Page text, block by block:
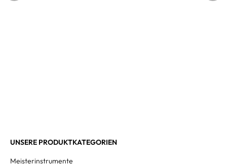
UNSERE PRODUKTKATEGORIEN
Meisterinstrumente